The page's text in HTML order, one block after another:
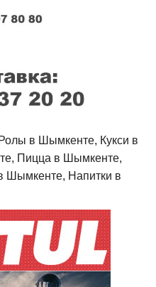
в Шымкенте, Кукси в
Пицца в Шымкенте,
Шымкенте, Напитки в